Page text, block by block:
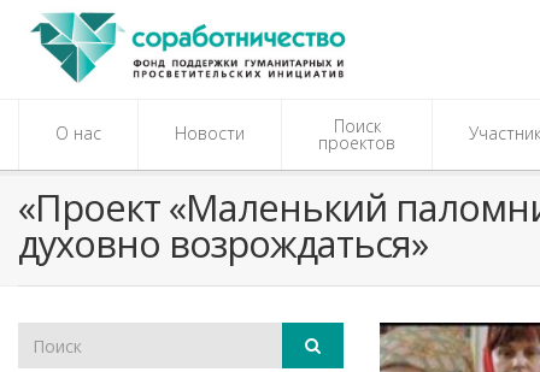
О нас Новости Поиск
проектов
«Проект «Маленький
духовно возрождаться»